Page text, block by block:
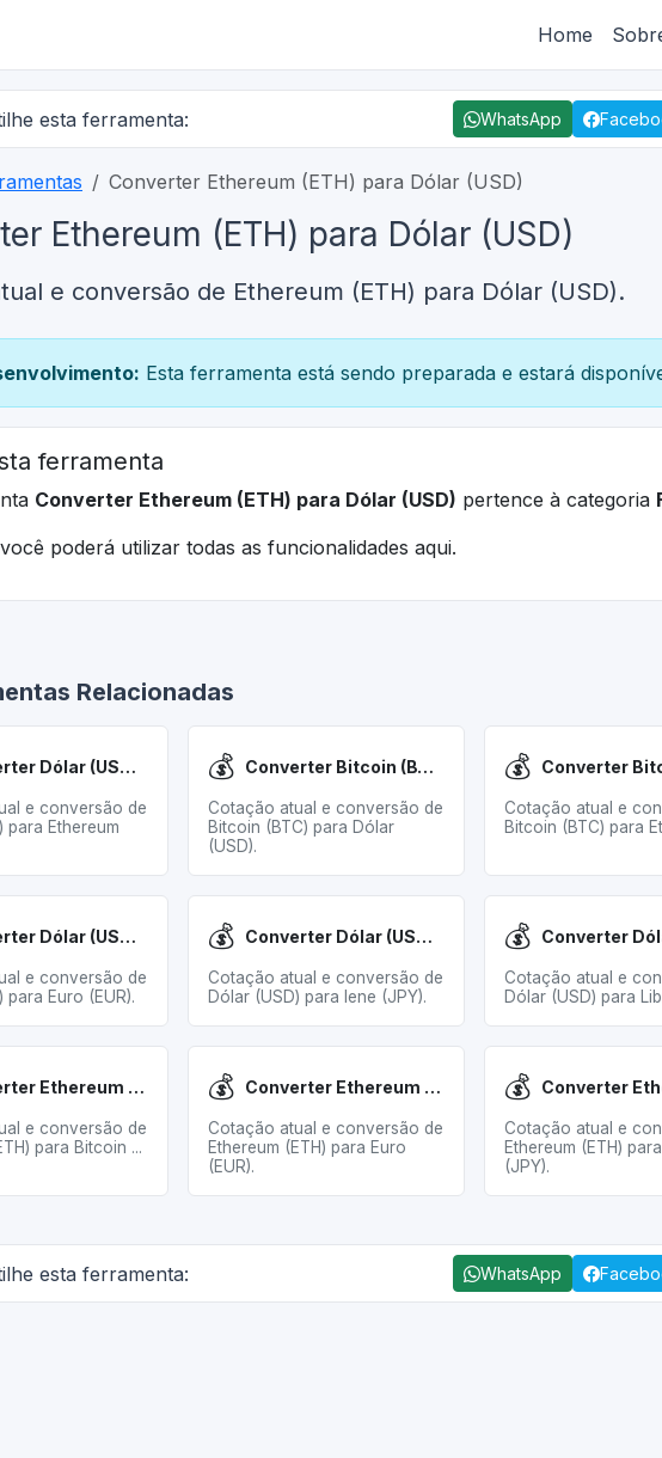
Home
esta ferramenta: WhatsApp
Converter Ethereum (ETH) para Dólar (USD)
Ethereum (ETH) para Dólar (USD)
e conversão de Ethereum (ETH) para Dólar (USD).
Esta ferramenta está sendo preparada e estará
ferramenta
Converter Ethereum (ETH) para Dólar (USD) pertence à categoria
poderá utilizar todas as funcionalidades aqui.
Relacionadas
Converter Dólar (USD) para Ethereum (ETH)
e conversão de
para Ethereum
💰 Converter Bitcoin (BTC) para Dólar (USD)
Cotação atual e conversão de
Bitcoin (BTC) para Dólar
(USD).
💰
Cotação atual e
Bitcoin (BTC) para
Converter Dólar (USD) para Euro (EUR)
e conversão de
para Euro (EUR).
💰 Converter Dólar (USD) para Iene (JPY)
Cotação atual e conversão de
Dólar (USD) para Iene (JPY).
💰
Cotação atual e
Dólar (USD) para
Converter Ethereum (ETH) para Bitcoin (BTC)
e conversão de
para Bitcoin ...
💰 Converter Ethereum (ETH) para Euro (EUR)
Cotação atual e conversão de
Ethereum (ETH) para Euro
(EUR).
💰
Cotação atual e
Ethereum (ETH)
(JPY).
esta ferramenta: WhatsApp